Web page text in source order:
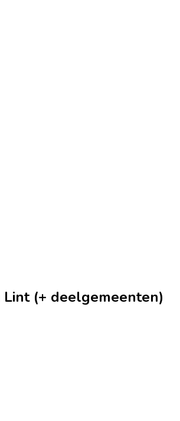
(+ deelgemeenten)